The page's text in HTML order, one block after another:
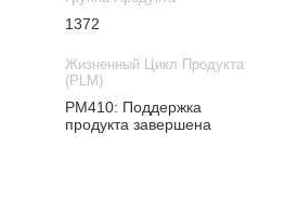
1372
Жизненный Цикл Продукта
(PLM)
PM410: Поддержка
продукта завершена